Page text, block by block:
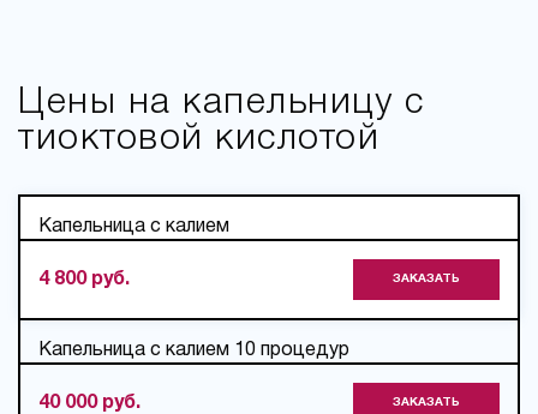
Цены на капельницу с
тиоктовой кислотой
Капельница с калием
4 800 руб. ЗАКАЗАТЬ
Капельница с калием 10 процедур
40 000 руб. ЗАКАЗАТЬ